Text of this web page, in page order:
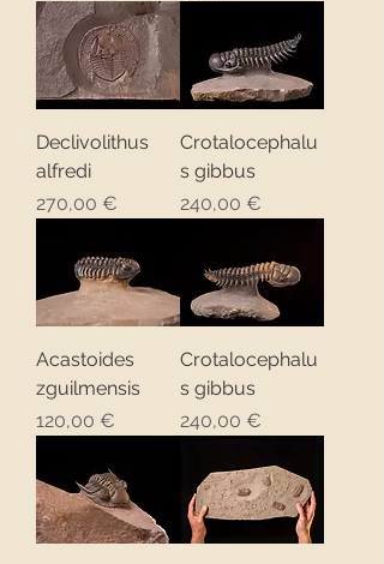
Declivolithus
alfredi
Precio
270,00 €
Crotalocephalu
s gibbus
Precio
240,00 €
Acastoides
zguilmensis
Precio
120,00 €
Crotalocephalu
s gibbus
Precio
240,00 €